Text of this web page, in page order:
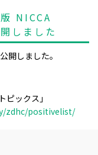
NICCA
しました
開しました。
ックス」
zdhc/positivelist/